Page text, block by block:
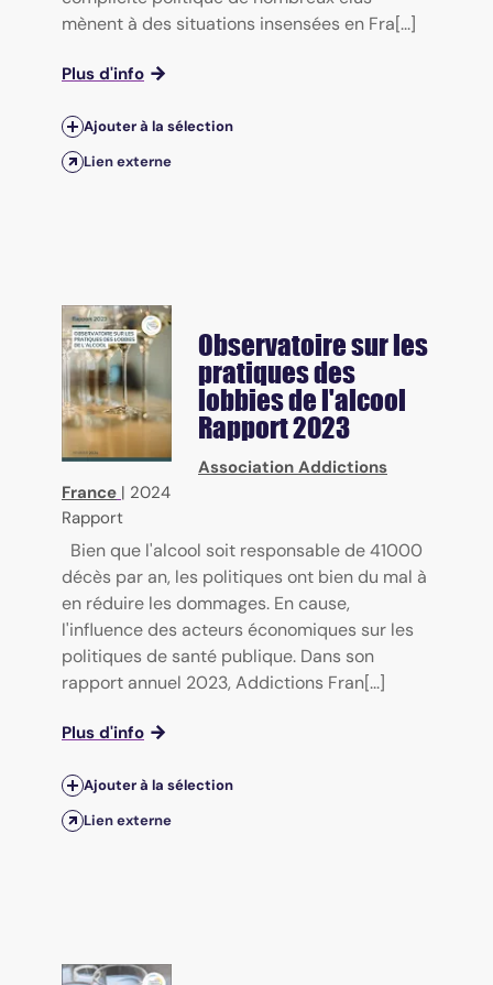
mènent à des situations insensées en Fra[...]
Plus d'info
Ajouter à la sélection
Lien externe
Observatoire sur les
pratiques des
lobbies de l'alcool
Rapport 2023
Association Addictions
France | 2024
Rapport
Bien que l'alcool soit responsable de 41000
décès par an, les politiques ont bien du mal à
en réduire les dommages. En cause,
l'influence des acteurs économiques sur les
politiques de santé publique. Dans son
rapport annuel 2023, Addictions Fran[...]
Plus d'info
Ajouter à la sélection
Lien externe